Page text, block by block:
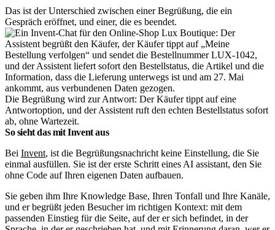
Das ist der Unterschied zwischen einer Begrüßung, die ein
Gespräch eröffnet, und einer, die es beendet.
Die Begrüßung wird zur Antwort: Der Käufer tippt auf eine
Antwortoption, und der Assistent ruft den echten Bestellstatus sofort
ab, ohne Wartezeit.
So sieht das mit Invent aus
Bei Invent, ist die Begrüßungsnachricht keine Einstellung, die Sie
einmal ausfüllen. Sie ist der erste Schritt eines AI assistant, den Sie
ohne Code auf Ihren eigenen Daten aufbauen.
Sie geben ihm Ihre Knowledge Base, Ihren Tonfall und Ihre Kanäle,
und er begrüßt jeden Besucher im richtigen Kontext: mit dem
passenden Einstieg für die Seite, auf der er sich befindet, in der